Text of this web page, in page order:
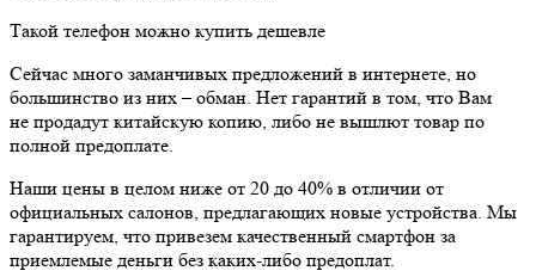
Такой телефон можно купить дешевле
Сейчас много заманчивых предложений в интернете, но
большинство из них – обман. Нет гарантий в том, что Вам
не продадут китайскую копию, либо не вышлют товар по
полной предоплате.
Наши цены в целом ниже от 20 до 40% в отличии от
официальных салонов, предлагающих новые устройства. Мы
гарантируем, что привезем качественный смартфон за
приемлемые деньги без каких-либо предоплат.